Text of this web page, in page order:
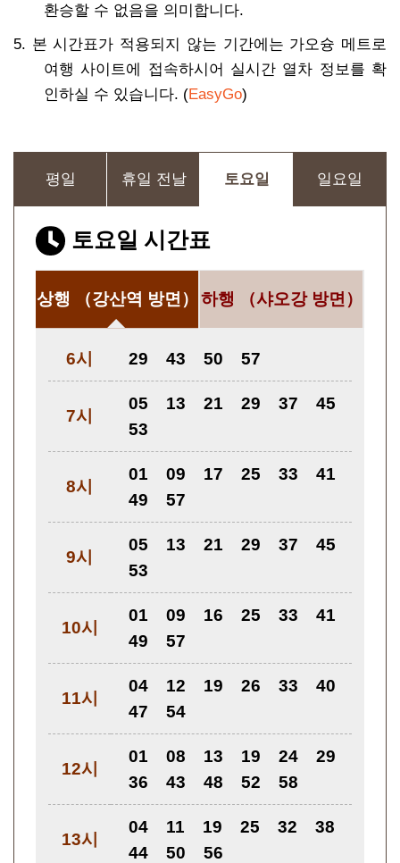
환승할 수 없음을 의미합니다.
5. 본 시간표가 적용되지 않는 기간에는 가오슝 메트로
여행 사이트에 접속하시어 실시간 열차 정보를 확
인하실 수 있습니다. (EasyGo)
평일 휴일 전날 토요일 일요일
토요일 시간표
상행 （강산역 방면） 하행 （샤오강 방면）
6시 29 43 50 57
7시
05 13 21 29 37
45
53
8시
01 09 17 25 33
41
49
57
9시
05 13 21 29 37
45
53
10시
01 09 16 25 33
41
49
57
11시
04 12 19 26 33
40
47
54
12시
01 08 13 19 24
29
36
43 48 52 58
13시
04 11 19 25 32
38
44
50 56